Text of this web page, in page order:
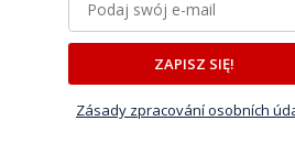
ZAPISZ SIĘ!
Zásady zpracování osobních